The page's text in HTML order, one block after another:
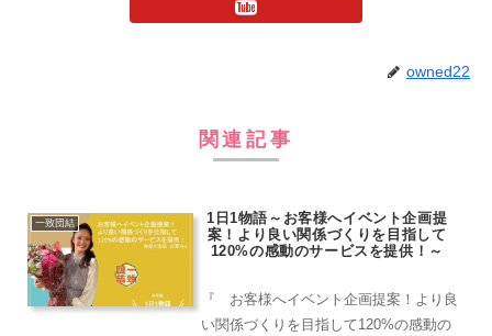
owned22
関連記事
一致団結
1日1物語～お客様へイベント企画提
案！より良い関係づくりを目指して
120%の感動のサービスを提供！～
『 お客様へイベント企画提案！より良
い関係づくりを目指して120%の感動の